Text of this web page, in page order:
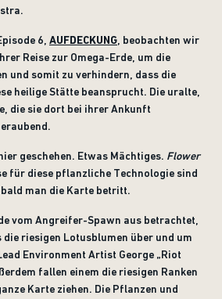
6, AUFDECKUNG , beobachten wir
Reise zur Omega-Erde, um die
und somit zu verhindern, dass die
heilige Stätte beansprucht. Die uralte,
die sie dort bei ihrer Ankunft
geschehen. Etwas Mächtiges. Flower
für diese pflanzliche Technologie sind
man die Karte betritt.
vom Angreifer-Spawn aus betrachtet,
riesigen Lotusblumen über und um
Environment Artist George „Riot
fallen einem die riesigen Ranken
Karte ziehen. Die Pflanzen und